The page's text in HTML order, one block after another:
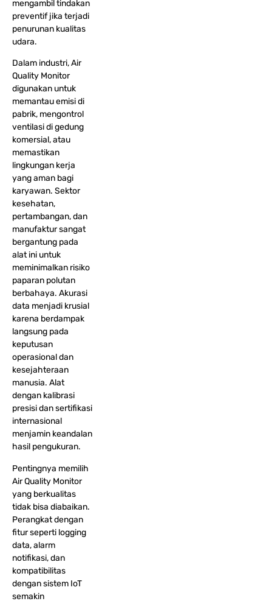
mengambil tindakan
preventif jika terjadi
penurunan kualitas
udara.
Dalam industri, Air
Quality Monitor
digunakan untuk
memantau emisi di
pabrik, mengontrol
ventilasi di gedung
komersial, atau
memastikan
lingkungan kerja
yang aman bagi
karyawan. Sektor
kesehatan,
pertambangan, dan
manufaktur sangat
bergantung pada
alat ini untuk
meminimalkan risiko
paparan polutan
berbahaya. Akurasi
data menjadi krusial
karena berdampak
langsung pada
keputusan
operasional dan
kesejahteraan
manusia. Alat
dengan kalibrasi
presisi dan sertifikasi
internasional
menjamin keandalan
hasil pengukuran.
Pentingnya memilih
Air Quality Monitor
yang berkualitas
tidak bisa diabaikan.
Perangkat dengan
fitur seperti logging
data, alarm
notifikasi, dan
kompatibilitas
dengan sistem IoT
semakin